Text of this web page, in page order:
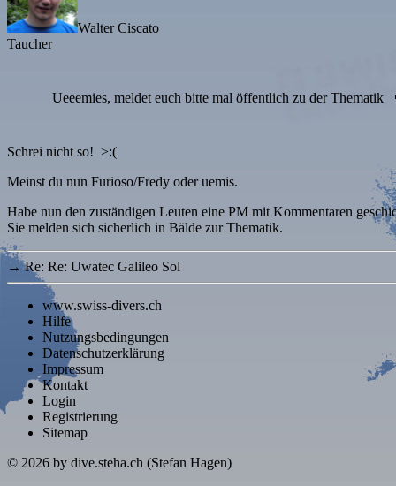
Walter Ciscato
Taucher
Ueeemies, meldet euch bitte mal öffentlich zu der Thematik
Schrei nicht so! >:(
Meinst du nun Furioso/Fredy oder uemis.
Habe nun den zuständigen Leuten eine PM mit Kommentaren
Sie melden sich sicherlich in Bälde zur Thematik.
→ Re: Re: Uwatec Galileo Sol
www.swiss-divers.ch
Hilfe
Nutzungsbedingungen
Datenschutzerklärung
Impressum
Kontakt
Login
Registrierung
Sitemap
© 2026 by dive.steha.ch (Stefan Hagen)